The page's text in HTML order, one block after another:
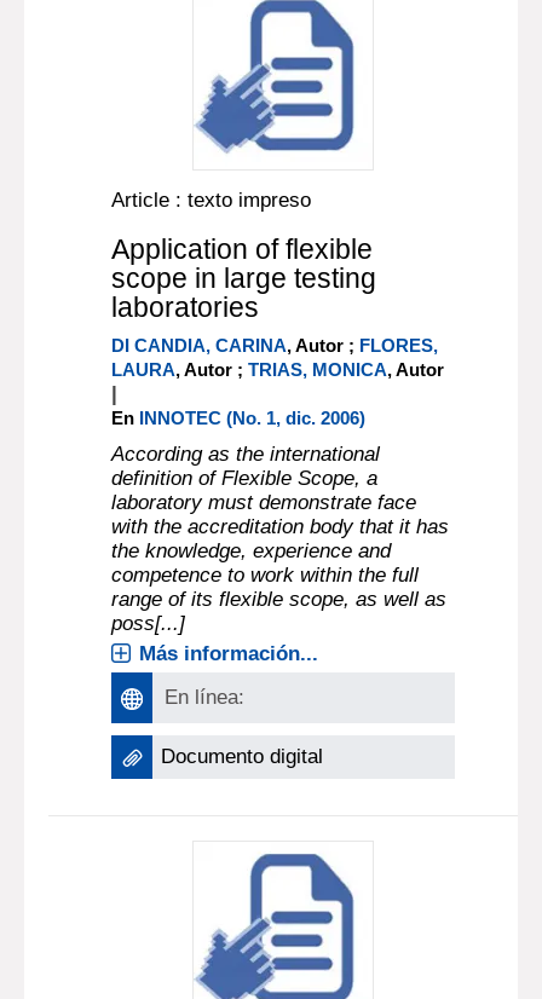
Article : texto impreso
Application of flexible
scope in large testing
laboratories
DI CANDIA, CARINA, Autor ; FLORES,
LAURA, Autor ;TRIAS, MONICA, Autor
|
En INNOTEC (No. 1, dic. 2006)
According as the international
definition of Flexible Scope, a
laboratory must demonstrate face
with the accreditation body that it has
the knowledge, experience and
competence to work within the full
range of its flexible scope, as well as
poss[...]
Más información...
En línea:
Documento digital